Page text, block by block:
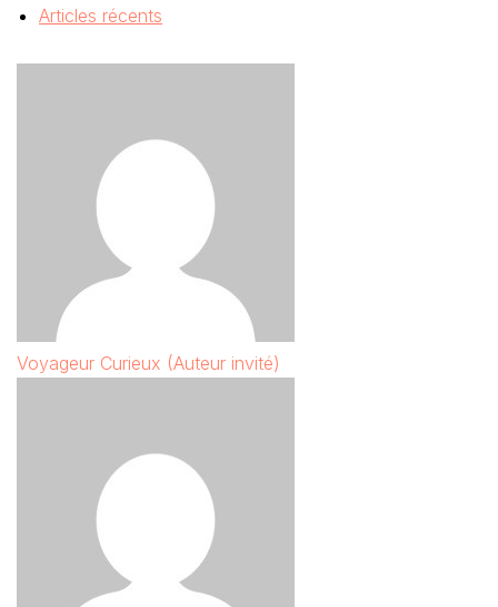
Articles récents
Voyageur Curieux (Auteur invité)